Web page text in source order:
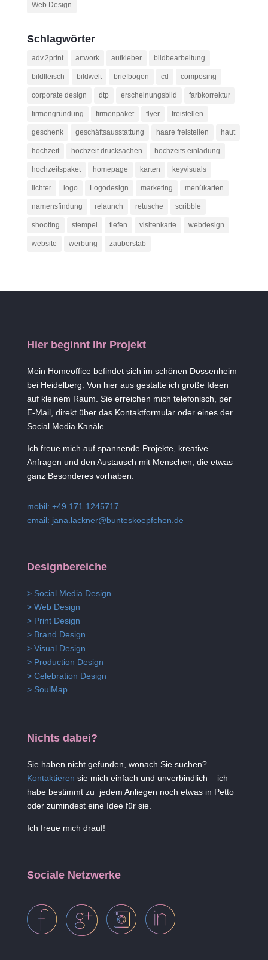
Web Design
Schlagwörter
adv.2print artwork aufkleber bildbearbeitung
bildfleisch bildwelt briefbogen cd composing
corporate design dtp erscheinungsbild farbkorrektur
firmengründung firmenpaket flyer freistellen
geschenk geschäftsausstattung haare freistellen haut
hochzeit hochzeit drucksachen hochzeits einladung
hochzeitspaket homepage karten keyvisuals
lichter logo Logodesign marketing menükarten
namensfindung relaunch retusche scribble
shooting stempel tiefen visitenkarte webdesign
website werbung zauberstab
Hier beginnt Ihr Projekt
Mein Homeoffice befindet sich im schönen Dossenheim
bei Heidelberg. Von hier aus gestalte ich große Ideen
auf kleinem Raum. Sie erreichen mich telefonisch, per
E-Mail, direkt über das Kontaktformular oder eines der
Social Media Kanäle.
Ich freue mich auf spannende Projekte, kreative
Anfragen und den Austausch mit Menschen, die etwas
ganz Besonderes vorhaben.
mobil: +49 171 1245717
email: jana.lackner@bunteskoepfchen.de
Designbereiche
> Social Media Design
> Web Design
> Print Design
> Brand Design
> Visual Design
> Production Design
> Celebration Design
> SoulMap
Nichts dabei?
Sie haben nicht gefunden, wonach Sie suchen?
Kontaktieren sie mich einfach und unverbindlich – ich
habe bestimmt zu jedem Anliegen noch etwas in Petto
oder zumindest eine Idee für sie.
Ich freue mich drauf!
Sociale Netzwerke